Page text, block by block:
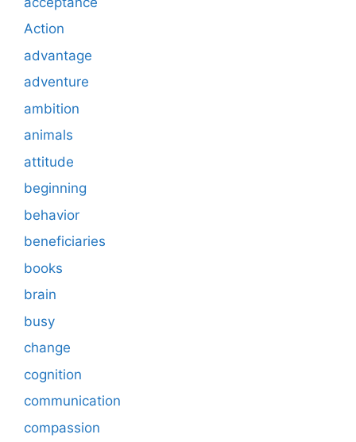
Action
advantage
adventure
ambition
animals
attitude
beginning
behavior
beneficiaries
books
brain
busy
change
cognition
communication
compassion